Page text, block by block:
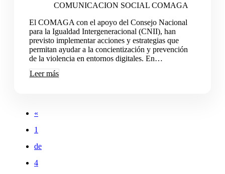
COMUNICACION SOCIAL COMAGA
El COMAGA con el apoyo del Consejo Nacional
para la Igualdad Intergeneracional (CNII), han
previsto implementar acciones y estrategias que
permitan ayudar a la concientización y prevención
de la violencia en entornos digitales. En…
Leer más
«
1
de
4